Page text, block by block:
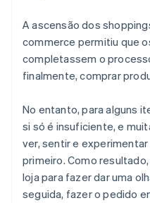
A ascensão dos
commerce permitiu que
completassem o
finalmente, comprar
No entanto, para alguns
si só é insuficiente, e
ver, sentir e
primeiro. Como
loja para fazer dar uma
seguida, fazer o pedido